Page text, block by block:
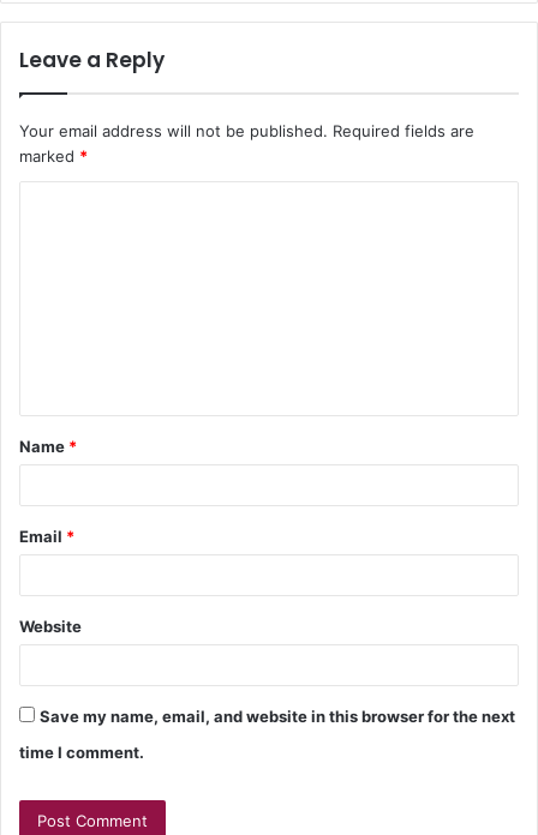
Leave a Reply
Your email address will not be published. Required fields are
marked *
Name *
Email *
Website
Save my name, email, and website in this browser for the next
time I comment.